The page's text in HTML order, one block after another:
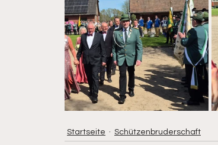
Startseite Schützenbruderschaft